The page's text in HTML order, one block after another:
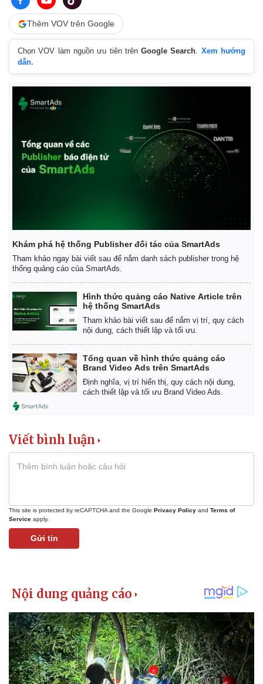
Pháp luật
Vụ án
Tin nóng
Quân sự - Quốc phòng
Thêm VOV trên Google
Chọn VOV làm nguồn ưu tiên trênGoogle Search. Xem hướng
dẫn.
Khám phá hệ thống Publisher đối tác của SmartAds
Tham khảo ngay bài viết sau để nắm danh sách publisher trong hệ
thống quảng cáo của SmartAds.
Hình thức quảng cáo Native Article trên
hệ thống SmartAds
Tham khảo bài viết sau để nắm vị trí, quy cách
nội dung, cách thiết lập và tối ưu.
Tổng quan về hình thức quảng cáo
Brand Video Ads trên SmartAds
Định nghĩa, vị trí hiển thị, quy cách nội dung,
cách thiết lập và tối ưu Brand Video Ads.
Viết bình luận
This site is protected by reCAPTCHA and the Google Privacy Policy and Terms of
Service apply.
Gửi tin